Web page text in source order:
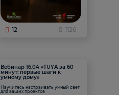
12 1126
Вебинар 16.04 «TUYA за 60
минут: первые шаги к
умному дому»
Научитесь настраивать умный свет
для ваших проектов